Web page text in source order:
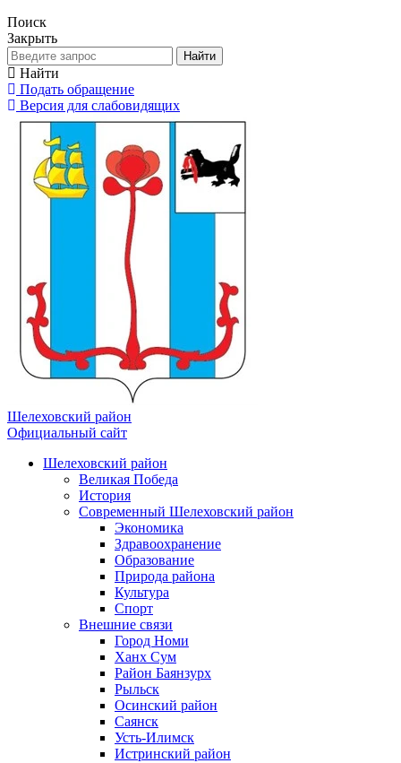
Поиск
Закрыть
Найти
Найти
Подать обращение
Версия для слабовидящих
Шелеховский район
Официальный сайт
Шелеховский район
Великая Победа
История
Современный Шелеховский район
Экономика
Здравоохранение
Образование
Природа района
Культура
Спорт
Внешние связи
Город Номи
Ханх Сум
Район Баянзурх
Рыльск
Осинский район
Саянск
Усть-Илимск
Истринский район